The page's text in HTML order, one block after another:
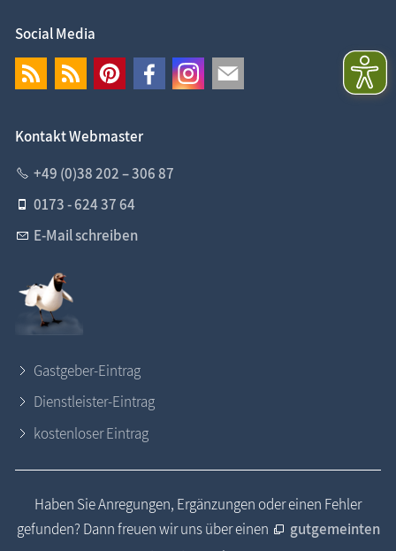
Social Media
Kontakt Webmaster
+49 (0)38 202 – 306 87
0173 - 624 37 64
E-Mail schreiben
Gastgeber-Eintrag
Dienstleister-Eintrag
kostenloser Eintrag
Haben Sie Anregungen, Ergänzungen oder einen Fehler
gefunden? Dann freuen wir uns über einen
gutgemeinten